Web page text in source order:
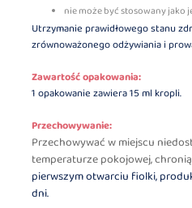
nie może być stosowany jako
Utrzymanie prawidłowego stanu
zrównoważonego odżywiania i
Zawartość opakowania:
1 opakowanie zawiera 15 ml kropli.
Przechowywanie:
Przechowywać w miejscu
temperaturze pokojowej,
pierwszym otwarciu fiolki,
dni.